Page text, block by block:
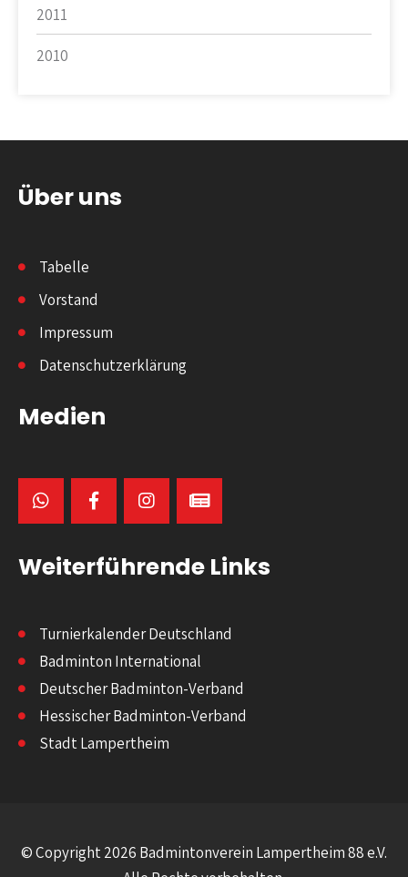
2011
2010
Über uns
Tabelle
Vorstand
Impressum
Datenschutzerklärung
Medien
Weiterführende Links
Turnierkalender Deutschland
Badminton International
Deutscher Badminton-Verband
Hessischer Badminton-Verband
Stadt Lampertheim
© Copyright 2026 Badmintonverein Lampertheim 88 e.V.